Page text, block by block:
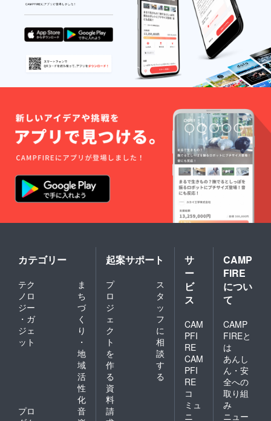
カテゴリー
テク
ノロ
ジー
・ガ
ジェ
ット
ま
ち
づ
く
り
・
地
域
活
性
化
プロ
音
起案サポート
プ
ロ
ジ
ェ
ク
ト
を
作
る
ス
タ
ッ
フ
に
相
談
す
る
資
料
請
サ
ー
ビ
ス
CAM
PFI
RE
CAM
PFI
RE
コ
ミュ
ニ
CAMP
FIRE
につい
て
CAMP
FIREと
は
あんし
ん・安
全への
取り組
み
ニュー